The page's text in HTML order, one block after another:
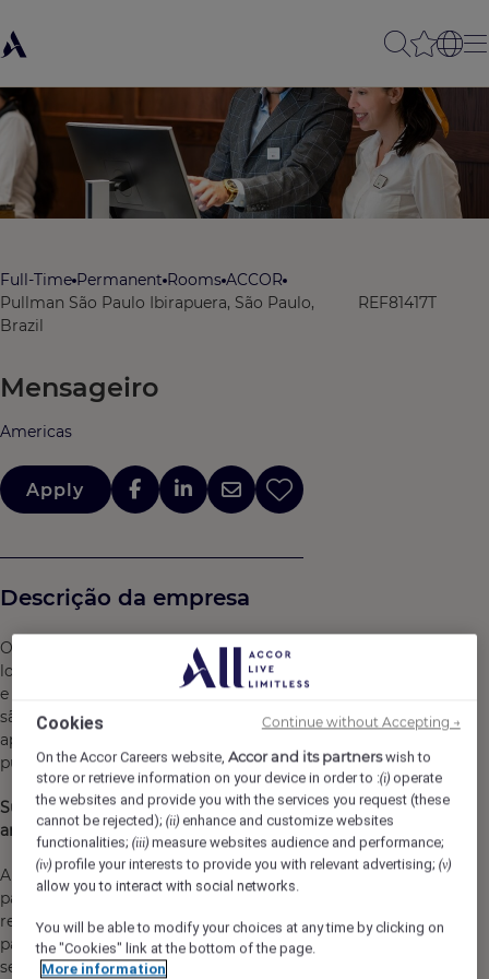
Full-Time Permanent Rooms ACCOR
Pullman São Paulo Ibirapuera, São Paulo,
Brazil
REF81417T
Mensageiro
Americas
Apply
Descrição da empresa
O Pullman São Paulo Ibirapuera é um hotel premium
localizado perto do Parque Ibirapuera, da Av. 23 de Maio
e dos bairros mais importantes de São Paulo. Os espaços
são perfeitos para trabalhar, criar e se conectar, seja nos
apartamentos design, em eventos disruptivos ou na vida
pulsante do nosso lobby.
Sua inspiração encontrará novas referências em nossa
arte.
Além de uma experiência estimulante, este é o lugar
para ficar à vontade em todos os momentos, uma
reunião de negócios, um jantar com amigos ou até um
passeio no parque, sendo perfeito para quem quer se
sentir em casa em qualquer lugar.
Cookies
On the Accor Careers website,Accor and its partnerswish to
store or retrieve information on your device in order to :(i) operate
the websites and provide you with the services you request (these
cannot be rejected);(ii) enhance and customize websites
functionalities;(iii) measure websites audience and performance;
(iv) profile your interests to provide you with relevant advertising;(v)
allow you to interact with social networks.
You will be able to modify your choices at any time by clicking on
the "Cookies" link at the bottom of the page.
More information
Continue without Accepting →